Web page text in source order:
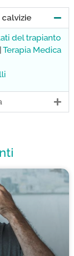
del trapianto
Terapia Medica